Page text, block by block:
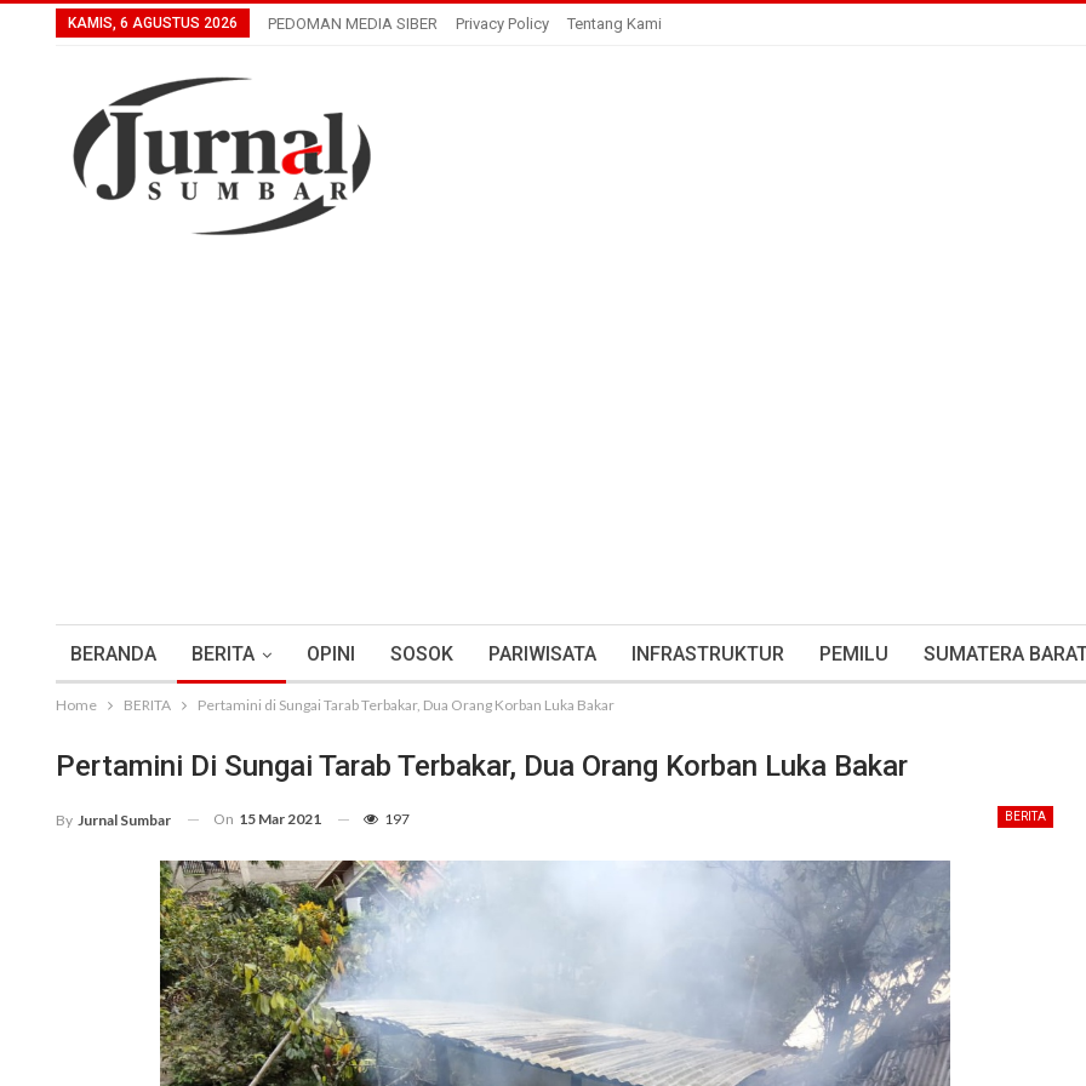
KAMIS, 6 AGUSTUS 2026 PEDOMAN MEDIA SIBER Privacy Policy Tentang Kami
BERANDA BERITA OPINI SOSOK PARIWISATA INFRASTRUKTUR PEMILU SUMATERA
Home BERITA Pertamini di Sungai Tarab Terbakar, Dua Orang Korban Luka Bakar
Pertamini Di Sungai Tarab Terbakar, Dua Orang Korban Luka Bakar
BERITA
By Jurnal Sumbar On 15 Mar 2021 197